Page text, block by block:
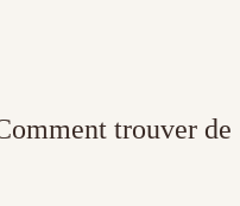
trouver de